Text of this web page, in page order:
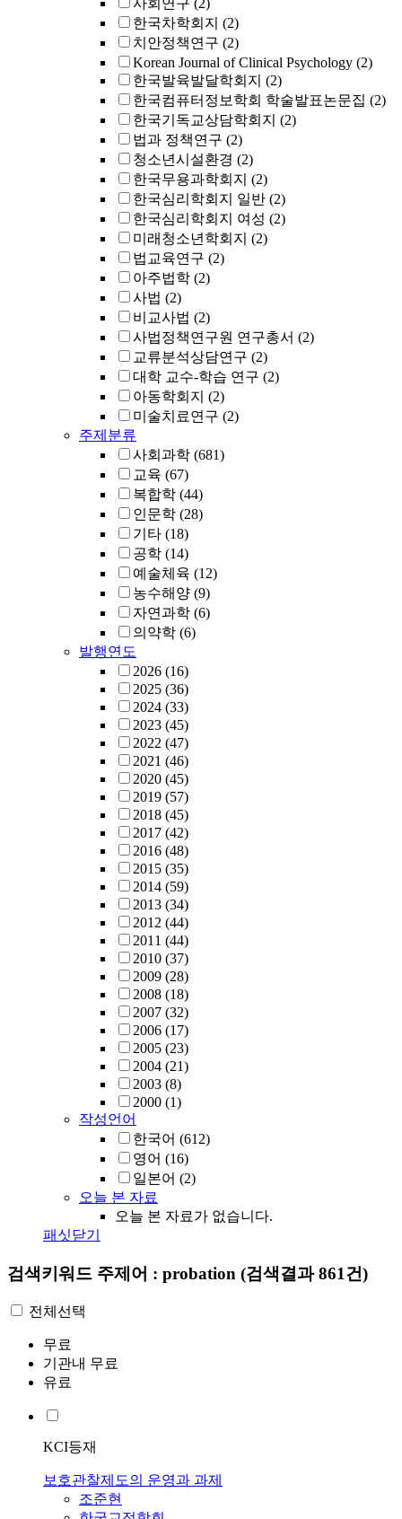
사회연구 (2)
한국차학회지 (2)
치안정책연구 (2)
Korean Journal of Clinical Psychology (2)
한국발육발달학회지 (2)
한국컴퓨터정보학회 학술발표논문집 (2)
한국기독교상담학회지 (2)
법과 정책연구 (2)
청소년시설환경 (2)
한국무용과학회지 (2)
한국심리학회지 일반 (2)
한국심리학회지 여성 (2)
미래청소년학회지 (2)
법교육연구 (2)
아주법학 (2)
사법 (2)
비교사법 (2)
사법정책연구원 연구총서 (2)
교류분석상담연구 (2)
대학 교수-학습 연구 (2)
아동학회지 (2)
미술치료연구 (2)
주제분류
사회과학 (681)
교육 (67)
복합학 (44)
인문학 (28)
기타 (18)
공학 (14)
예술체육 (12)
농수해양 (9)
자연과학 (6)
의약학 (6)
발행연도
2026 (16)
2025 (36)
2024 (33)
2023 (45)
2022 (47)
2021 (46)
2020 (45)
2019 (57)
2018 (45)
2017 (42)
2016 (48)
2015 (35)
2014 (59)
2013 (34)
2012 (44)
2011 (44)
2010 (37)
2009 (28)
2008 (18)
2007 (32)
2006 (17)
2005 (23)
2004 (21)
2003 (8)
2000 (1)
작성언어
한국어 (612)
영어 (16)
일본어 (2)
오늘 본 자료
오늘 본 자료가 없습니다.
패싯닫기
검색키워드 주제어 : probation (검색결과 861건)
전체선택
무료
기관내 무료
유료
KCI등재
보호관찰제도의 운영과 과제
조준현